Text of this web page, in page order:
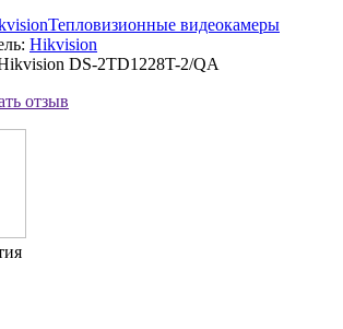
Тепловизионные видеокамеры
Hikvision
DS-2TD1228T-2/QA
отзыв